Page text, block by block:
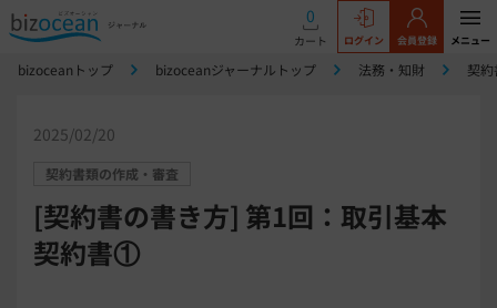
0
カート ログイン 会員登録 メニュー
bizoceanトップ bizoceanジャーナルトップ 法務・知財 契
2025/02/20
契約書類の作成・審査
[契約書の書き方] 第1回：取引基本
契約書①